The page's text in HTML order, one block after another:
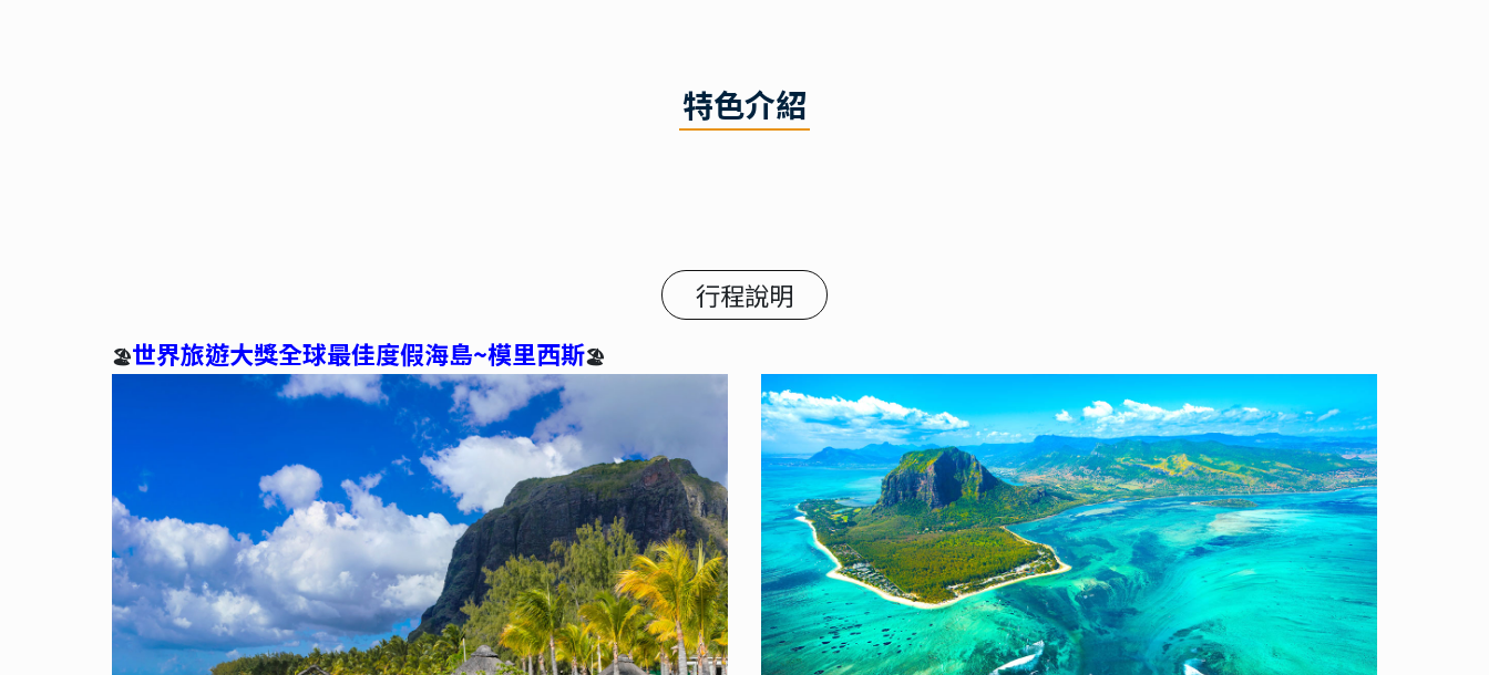
特色介紹
行程說明
🏖️世界旅遊大獎全球最佳度假海島~模里西斯🏖️